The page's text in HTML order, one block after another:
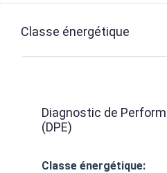
Classe énergétique
Diagnostic de
(DPE)
Classe énergétique: